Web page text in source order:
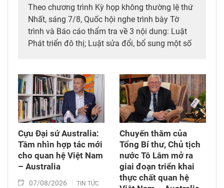
Theo chương trình Kỳ họp không thường lệ thứ
Nhất, sáng 7/8, Quốc hội nghe trình bày Tờ
trình và Báo cáo thẩm tra về 3 nội dung: Luật
Phát triển đô thị; Luật sửa đổi, bổ sung một số
nghiệp và môi trường; Luật sửa đổi, bổ sung
một số điều của Luật Tần số vô tuyến điện,
Luật Viễn thông, Luật Giao dịch điện tử và Luật
Chuyển giao công nghệ. Sau đó, Quốc hội thảo
luận ở tổ về 3 dự án Luật trên.
Cựu Đại sứ Australia:
Tầm nhìn hợp tác mới
cho quan hệ Việt Nam
– Australia
07/08/2026 TIN TỨC
Chuyến thăm của
Tổng Bí thư, Chủ tịch
nước Tô Lâm mở ra
giai đoạn triển khai
thực chất quan hệ